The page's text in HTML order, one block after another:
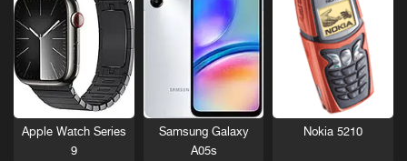
Nokia 5210
Samsung Galaxy
A05s
Apple Watch Series
9